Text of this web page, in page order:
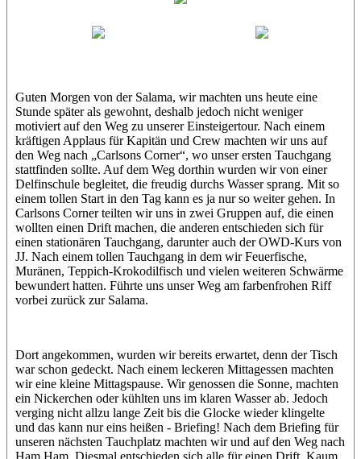
Guten Morgen von der Salama, wir machten uns heute eine
Stunde später als gewohnt, deshalb jedoch nicht weniger
motiviert auf den Weg zu unserer Einsteigertour. Nach einem
kräftigen Applaus für Kapitän und Crew machten wir uns auf
den Weg nach „Carlsons Corner“, wo unser ersten Tauchgang
stattfinden sollte. Auf dem Weg dorthin wurden wir von einer
Delfinschule begleitet, die freudig durchs Wasser sprang. Mit so
einem tollen Start in den Tag kann es ja nur so weiter gehen. In
Carlsons Corner teilten wir uns in zwei Gruppen auf, die einen
wollten einen Drift machen, die anderen entschieden sich für
einen stationären Tauchgang, darunter auch der OWD-Kurs von
JJ. Nach einem tollen Tauchgang in dem wir Feuerfische,
Muränen, Teppich-Krokodilfisch und vielen weiteren Schwärme
bewundert hatten. Führte uns unser Weg am farbenfrohen Riff
vorbei zurück zur Salama.
Dort angekommen, wurden wir bereits erwartet, denn der Tisch
war schon gedeckt. Nach einem leckeren Mittagessen machten
wir eine kleine Mittagspause. Wir genossen die Sonne, machten
ein Nickerchen oder kühlten uns im klaren Wasser ab. Jedoch
verging nicht allzu lange Zeit bis die Glocke wieder klingelte
und das kann nur eins heißen - Briefing! Nach dem Briefing für
unseren nächsten Tauchplatz machten wir und auf den Weg nach
Ham Ham. Diesmal entschieden sich alle für einen Drift. Kaum